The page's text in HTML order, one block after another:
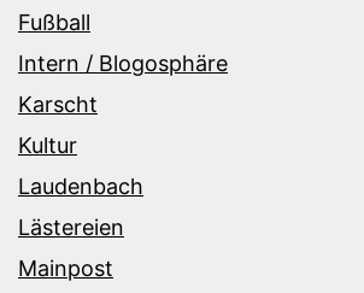
Fußball
Intern / Blogosphäre
Karscht
Kultur
Laudenbach
Lästereien
Mainpost